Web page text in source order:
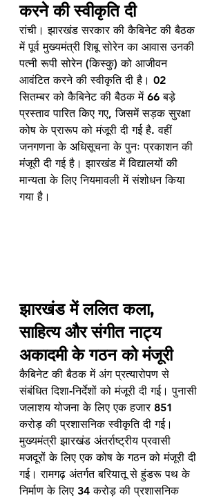
करने की स्वीकृति दी
रांची। झारखंड सरकार की कैबिनेट की बैठक
में पूर्व मुख्यमंत्री शिबू सोरेन का आवास उनकी
पत्नी रूपी सोरेन (किस्कु) को आजीवन
आवंटित करने की स्वीकृति दी है। 02
सितम्बर को कैबिनेट की बैठक में 66 बड़े
प्रस्ताव पारित किए गए, जिसमें सड़क सुरक्षा
कोष के प्रारूप को मंजूरी दी गई है. वहीं
जनगणना के अधिसूचना के पुनः प्रकाशन की
मंजूरी दी गई है। झारखंड में विद्यालयों की
मान्यता के लिए नियमावली में संशोधन किया
गया है।
झारखंड में ललित कला,
साहित्य और संगीत नाट्य
अकादमी के गठन को मंजूरी
कैबिनेट की बैठक में अंग प्रत्यारोपण से
संबंधित दिशा-निर्देशों को मंजूरी दी गई। पुनासी
जलाशय योजना के लिए एक हजार 851
करोड़ की प्रशासनिक स्वीकृति दी गई।
मुख्यमंत्री झारखंड अंतर्राष्ट्रीय प्रवासी
मजदूरों के लिए एक कोष के गठन को मंजूरी दी
गई। रामगढ़ अंतर्गत बरियातू से हुंडरू पथ के
निर्माण के लिए 34 करोड़ की प्रशासनिक